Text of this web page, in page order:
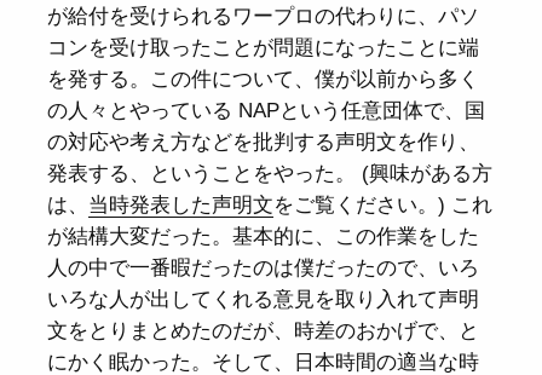
が給付を受けられるワープロの代わりに、パソ
コンを受け取ったことが問題になったことに端
を発する。この件について、僕が以前から多く
の人々とやっている NAPという任意団体で、国
の対応や考え方などを批判する声明文を作り、
発表する、ということをやった。 (興味がある方
は、 当時発表した声明文をご覧ください。) これ
が結構大変だった。基本的に、この作業をした
人の中で一番暇だったのは僕だったので、いろ
いろな人が出してくれる意見を取り入れて声明
文をとりまとめたのだが、時差のおかげで、と
にかく眠かった。そして、日本時間の適当な時